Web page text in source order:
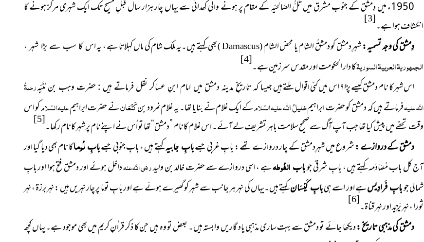
1950ء میں دِمشق کے جنوب مشرق میں تَلُّ الصّالِحیّہ کے مقام پر ہونے والی کھدائی سے یہاں چار ہزار سال قبلِ مسیح تک ایک شہری مرکز ہونے کا
انکشاف ہوا ہے۔[3]
دِمشق کی وجہ تسمیہ :شہرِ دمشق کو دمشقُ الشام یا محض الشام(
Damascus
)بھی کہتے ہیں۔یہ ملک شام کی ماں کہلاتا ہے ، یہاس کا سب سے بڑا شہر ،
الجمہوریۃ العربیۃ السوریۃکا دار الحکومتاور مقدس سرزمین ہے۔[4]
اس شہر کا نام دمشق کیسے پڑا ؟ اس میں کئی اقوال ملتے ہیںجیسا کہ تاریخِ مدینہ دمشق میں امام ابنِ عساکر نقل فرماتے ہیں : حضرت وہب بن مُنَبِّہرحمۃُ
اللہ علیہفرماتے ہیں کہ دمشق کو حضرتابراہیمخلیلُ اللہعلیہ السّلامکے ایک غلام نے بنایا تھا۔ یہ غلام نمرود بنکَنْعَاننے حضرت ابراہیمعلیہ السّلامکو اس
وقت تحفے میں پیش کیا تھا جب آپ آگ سے صحیح سلامت باہر تشریف لے آئے۔ اس غلام کا نام ”دمشق“ تھا تو اُس نے اپنے نام پر شہر کا نام رکھا۔[5]
دمشق کے دروازے :شروع میں شہرِدمشق کے چار دروازےتھے : بابِ غربی جسےبابِ جابیہکہتے ہیں ، بابِ جنوبی جسےبابِتُوماکا نام بھی دیا گیا اور
آج کل باب مُصَادَمہ کہتے ہیں ، بابِ شرقی جوباب الغُوطہہے ، اسی دروازے سے حضرت خالد بن ولیدرضی اللہ عنہداخل ہوئے اور دمشق فتح ہوا اور بابِ
شمالی جوبابِ فَرادِیسہے اور اسے ہیبابِ کَیْسَانکہتے ہیں۔یہاں کی نہر ہر جانب سے شہر کو گھیرے ہوئے ہے اور بابِ توما پر چار نہریں ہیں : نہربرزۃ ، نہر
ثورا ، نہر یَزِیْد اور نہر قناۃ۔[6]
دمشق کی مذہبی تاریخ :دیکھا جائے تو دمشق سے بہت ساریمذہبی یاد گاریں وابستہ ہیں۔ بعض تو وہ ہیں جن کا ذکر قراٰنِ کریم میں بھی موجود ہے۔یہاں کچھ